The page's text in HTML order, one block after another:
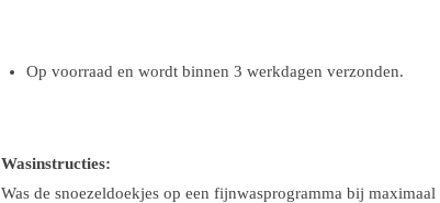
Op voorraad en wordt binnen 3 werkdagen verzonden.
Wasinstructies:
Was de snoezeldoekjes op een fijnwasprogramma bij maximaal